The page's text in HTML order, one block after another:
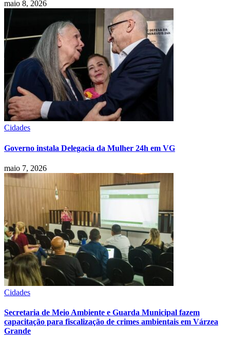
maio 8, 2026
Cidades
Governo instala Delegacia da Mulher 24h em VG
maio 7, 2026
Cidades
Secretaria de Meio Ambiente e Guarda Municipal fazem
capacitação para fiscalização de crimes ambientais em Várzea
Grande